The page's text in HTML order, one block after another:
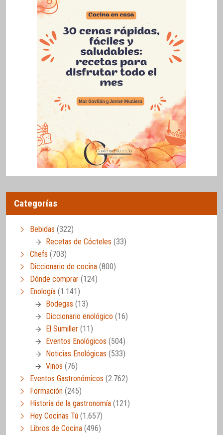
Categorías
Bebidas (322)
Recetas de Cócteles (33)
Chefs (703)
Diccionario de cocina (800)
Dónde comprar (124)
Enología (1.141)
Bodegas (13)
Diccionario enológico (16)
El Sumiller (11)
Eventos Enológicos (504)
Noticias Enológicas (533)
Vinos (76)
Eventos Gastronómicos (2.762)
Formación (245)
Historia de la gastronomía (121)
Hoy Cocinas Tú (1.657)
Libros de Cocina (496)